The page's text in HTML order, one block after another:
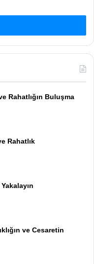
Rahatlığın Buluşma
Rahatlık
ve Cesaretin